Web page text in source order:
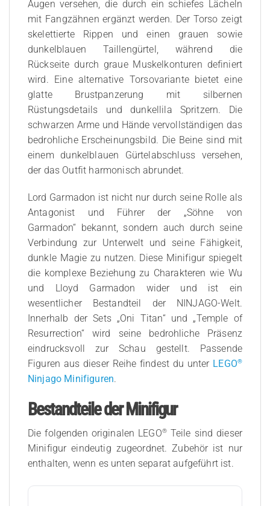
Augen versehen, die durch ein schiefes Lächeln
mit Fangzähnen ergänzt werden. Der Torso zeigt
skelettierte Rippen und einen grauen sowie
dunkelblauen Taillengürtel, während die
Rückseite durch graue Muskelkonturen definiert
wird. Eine alternative Torsovariante bietet eine
glatte Brustpanzerung mit silbernen
Rüstungsdetails und dunkellila Spritzern. Die
schwarzen Arme und Hände vervollständigen das
bedrohliche Erscheinungsbild. Die Beine sind mit
einem dunkelblauen Gürtelabschluss versehen,
der das Outfit harmonisch abrundet.
Lord Garmadon ist nicht nur durch seine Rolle als
Antagonist und Führer der „Söhne von
Garmadon“ bekannt, sondern auch durch seine
Verbindung zur Unterwelt und seine Fähigkeit,
dunkle Magie zu nutzen. Diese Minifigur spiegelt
die komplexe Beziehung zu Charakteren wie Wu
und Lloyd Garmadon wider und ist ein
wesentlicher Bestandteil der NINJAGO-Welt.
Innerhalb der Sets „Oni Titan“ und „Temple of
Resurrection“ wird seine bedrohliche Präsenz
eindrucksvoll zur Schau gestellt. Passende
Figuren aus dieser Reihe findest du unter LEGO®
Ninjago Minifiguren.
Bestandteile der Minifigur
Die folgenden originalen LEGO®Teile sind dieser
Minifigur eindeutig zugeordnet. Zubehör ist nur
enthalten, wenn es unten separat aufgeführt ist.